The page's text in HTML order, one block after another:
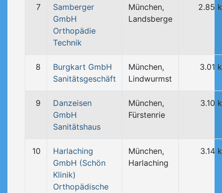
7
Samberger
GmbH
Orthopädie
Technik
München,
Landsberge
2.85
8
Burgkart GmbH
Sanitätsgeschäft
München,
Lindwurmst
3.01
9
Danzeisen
GmbH
Sanitätshaus
München,
Fürstenrie
3.10
10
Harlaching
GmbH (Schön
Klinik)
Orthopädische
München,
Harlaching
3.14